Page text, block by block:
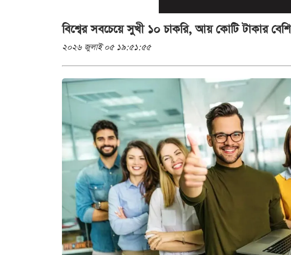
বিশ্বের সবচেয়ে সুখী ১০ চাকরি, আয় কোটি টাকার বেশি
২০২৬ জুলাই ০৫ ১৯:৫১:৫৫